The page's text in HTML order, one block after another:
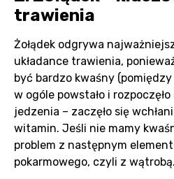
trawienia
Żołądek odgrywa
układance trawienia,
być bardzo kwaśny
w ogóle powstało i
jedzenia – zaczęło się
witamin. Jeśli nie mamy
problem z następnym
pokarmowego, czyli z wątrobą.